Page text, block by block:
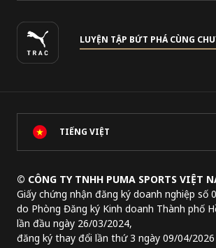
LUYỆN TẬP BỨT PHÁ CÙNG
TIẾNG VIỆT
© CÔNG TY TNHH PUMA SPORTS VIỆT
Giấy chứng nhận đăng ký doanh nghiệp số
do Phòng Đăng ký Kinh doanh Thành phố
lần đầu ngày 26/03/2024,
đăng ký thay đổi lần thứ 3 ngày 09/04/2026